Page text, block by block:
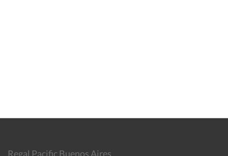
Regal Pacific Buenos Aires